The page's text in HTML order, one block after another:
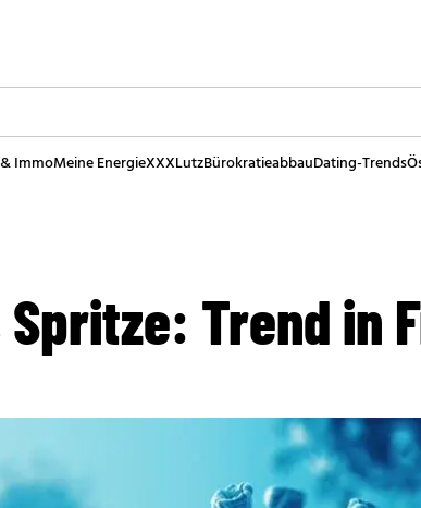
ImmoMeine EnergieXXXLutzBürokratieabbauDating-Trends
Trend in